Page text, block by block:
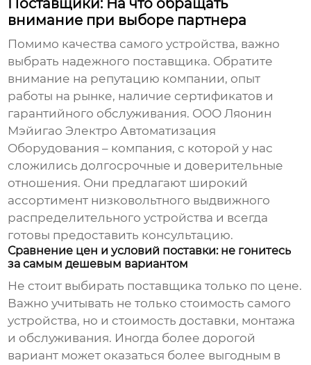
Поставщики: На что обращать
внимание при выборе партнера
Помимо качества самого устройства, важно
выбрать надежного поставщика. Обратите
внимание на репутацию компании, опыт
работы на рынке, наличие сертификатов и
гарантийного обслуживания. ООО Ляонин
Мэйигао Электро Автоматизация
Оборудования – компания, с которой у нас
сложились долгосрочные и доверительные
отношения. Они предлагают широкий
ассортимент низковольтного выдвижного
распределительного устройства и всегда
готовы предоставить консультацию.
Сравнение цен и условий поставки: не гонитесь
за самым дешевым вариантом
Не стоит выбирать поставщика только по цене.
Важно учитывать не только стоимость самого
устройства, но и стоимость доставки, монтажа
и обслуживания. Иногда более дорогой
вариант может оказаться более выгодным в